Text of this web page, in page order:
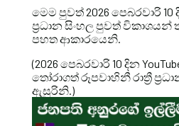
මෙම පුවත් 2026 පෙබරවාරි 10
ප්‍රධාන සිංහල පුවත් විකාශයන්
පහත ආකාරයෙනි.
(2026 පෙබරවාරි 10 දින
තෝරාගත් රූපවාහිනී රාත්‍රී
ඇසුරිනි.)